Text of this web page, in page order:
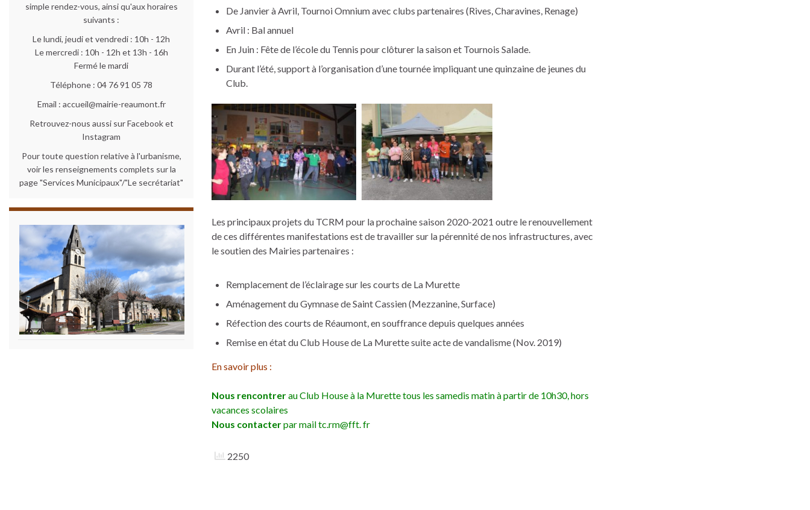
De Janvier à Avril, Tournoi Omnium avec clubs partenaires (Rives, Charavines, Renage)
Avril : Bal annuel
En Juin : Fête de l’école du Tennis pour clôturer la saison et Tournois Salade.
Durant l’été, support à l’organisation d’une tournée impliquant une quinzaine de jeunes du
Club.
Les principaux projets du TCRM pour la prochaine saison 2020-2021 outre le renouvellement
de ces différentes manifestations est de travailler sur la pérennité de nos infrastructures, avec
le soutien des Mairies partenaires :
Remplacement de l’éclairage sur les courts de La Murette
Aménagement du Gymnase de Saint Cassien (Mezzanine, Surface)
Réfection des courts de Réaumont, en souffrance depuis quelques années
Remise en état du Club House de La Murette suite acte de vandalisme (Nov. 2019)
En savoir plus :
Nous rencontrerau Club House à la Murette tous les samedis matin à partir de 10h30, hors
vacances scolaires
Nous contacterpar mail tc.rm@fft. fr
2250
simple rendez-vous, ainsi qu'aux horaires
suivants :
Le lundi, jeudi et vendredi : 10h - 12h
Le mercredi : 10h - 12h et 13h - 16h
Fermé le mardi
Téléphone : 04 76 91 05 78
Email : accueil@mairie-reaumont.fr
Retrouvez-nous aussi sur Facebook et
Instagram
Pour toute question relative à l'urbanisme,
voir les renseignements complets sur la
page "Services Municipaux"/"Le secrétariat"